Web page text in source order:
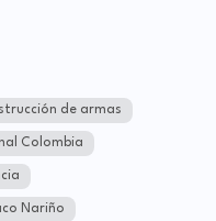
de armas
Colombia
Nariño